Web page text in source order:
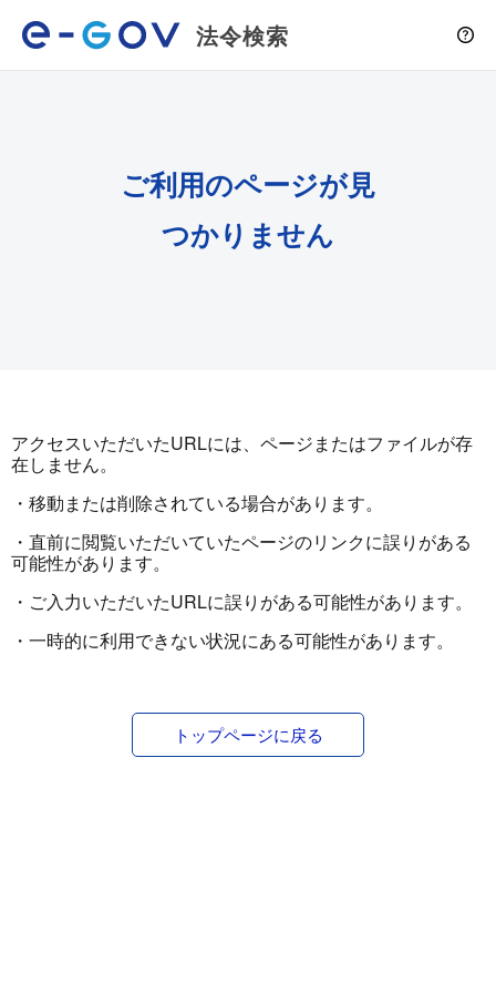
法令検索
ご利用のページが見
つかりません
アクセスいただいたURLには、ページまたはファイルが存
在しません。
・移動または削除されている場合があります。
・直前に閲覧いただいていたページのリンクに誤りがある
可能性があります。
・ご入力いただいたURLに誤りがある可能性があります。
・一時的に利用できない状況にある可能性があります。
トップページに戻る